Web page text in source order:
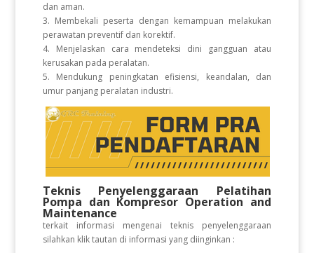
dan aman.
3. Membekali peserta dengan kemampuan melakukan
perawatan preventif dan korektif.
4. Menjelaskan cara mendeteksi dini gangguan atau
kerusakan pada peralatan.
5. Mendukung peningkatan efisiensi, keandalan, dan
umur panjang peralatan industri.
Teknis Penyelenggaraan Pelatihan
Pompa dan Kompresor Operation and
Maintenance
terkait informasi mengenai teknis penyelenggaraan
silahkan klik tautan di informasi yang diinginkan :